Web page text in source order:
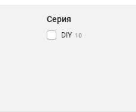
Серия
DIY 10